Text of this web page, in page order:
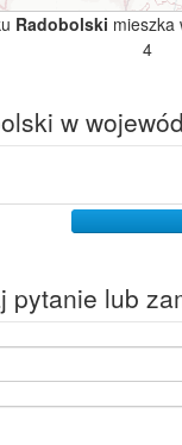
Radobolski mieszka
4
w
pytanie lub